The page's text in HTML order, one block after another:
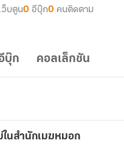
ว็บตูน0 อีบุ๊ก0 คนติดตาม
บุ๊ก คอลเล็กชัน
ในสำนักเมฆหมอก